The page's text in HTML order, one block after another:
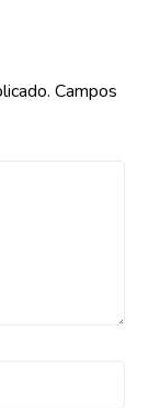
Campos